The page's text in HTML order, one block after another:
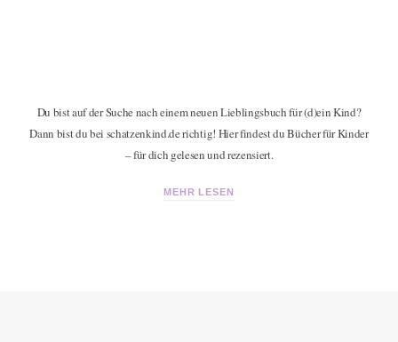
Du bist auf der Suche nach einem neuen Lieblingsbuch für (d)ein Kind?
Dann bist du bei schatzenkind.de richtig! Hier findest du Bücher für Kinder
– für dich gelesen und rezensiert.
MEHR LESEN